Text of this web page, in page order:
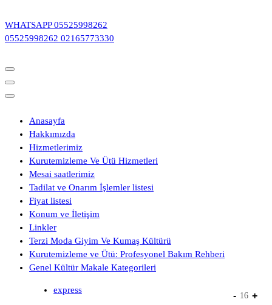
geç
WHATSAPP 05525998262
05525998262 02165773330
Anasayfa
Hakkımızda
Hizmetlerimiz
Kurutemizleme Ve Ütü Hizmetleri
Mesai saatlerimiz
Tadilat ve Onarım İşlemler listesi
Fiyat listesi
Konum ve İletişim
Linkler
Terzi Moda Giyim Ve Kumaş Kültürü
Kurutemizleme ve Ütü: Profesyonel Bakım Rehberi
Genel Kültür Makale Kategorileri
express
- 16 +